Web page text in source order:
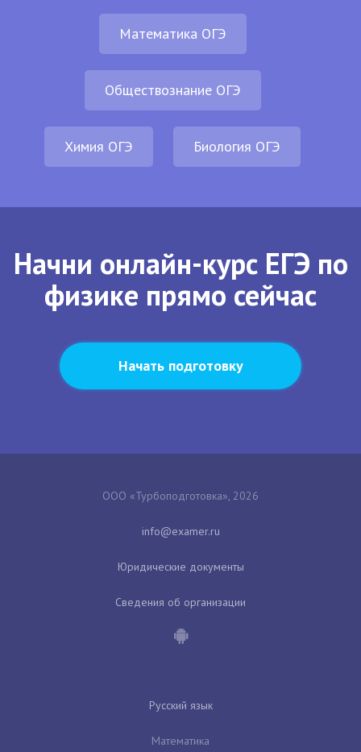
Математика ОГЭ
Обществознание ОГЭ
Химия ОГЭ Биология ОГЭ
Начни онлайн-курс ЕГЭ по
физике прямо сейчас
Начать подготовку
ООО «Турбоподготовка», 2026
Юридические документы
Сведения об организации
Русский язык
Математика